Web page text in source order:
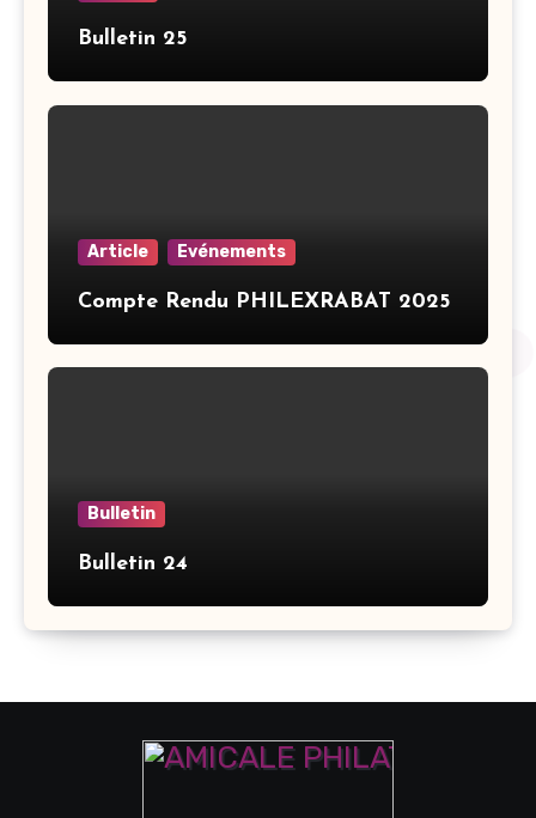
Bulletin 25
Article Evénements
Compte Rendu PHILEXRABAT 2025
Bulletin
Bulletin 24